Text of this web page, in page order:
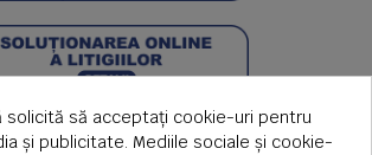
solicită să acceptați cookie-uri pentru
și publicitate. Mediile sociale și cookie-